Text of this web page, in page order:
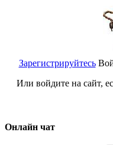
Зарегистрируйтесь
Или войдите на сайт,
Онлайн чат